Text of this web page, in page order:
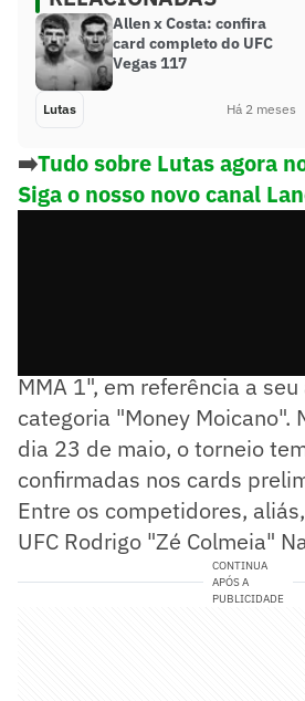
Allen x Costa: confira
card completo do UFC
Vegas 117
Lutas Há 2 meses
➡️Tudo sobre Lutas agora
Siga o nosso novo canal
MMA 1", em referência a
categoria "Money Moicano".
dia 23 de maio, o torneio
confirmadas nos cards
Entre os competidores,
UFC Rodrigo "Zé Colmeia"
CONTINUA
APÓS A
PUBLICIDADE